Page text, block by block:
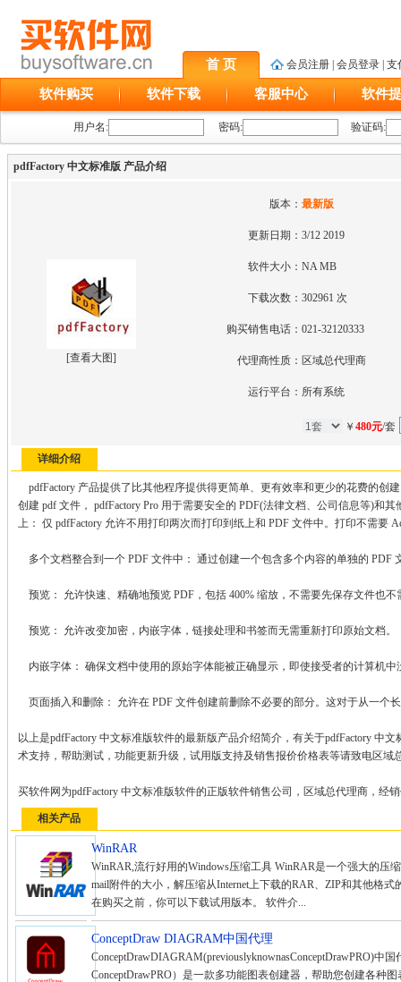
首 页 会员注册 会员登录 支
软件购买 软件下载 客服中心 软件
用户名: 密码: 验证码:
pdfFactory 中文标准版 产品介绍
[查看大图]
版本：最新版
更新日期：3/12 2019
软件大小：NA MB
下载次数：302961 次
购买销售电话：021-32120333
代理商性质： 区域总代理商
运行平台： 所有系统
￥480元/套
详细介绍
pdfFactory 产品提供了比其他程序提供得更简单、更有效率和更少的花费的创
创建 pdf 文件， pdfFactory Pro 用于需要安全的 PDF(法律文档、公司信息等)和
上： 仅 pdfFactory 允许不用打印两次而打印到纸上和 PDF 文件中。打印不需要
多个文档整合到一个 PDF 文件中： 通过创建一个包含多个内容的单独的 PDF
预览： 允许快速、精确地预览 PDF，包括 400% 缩放，不需要先保存文件也不
预览： 允许改变加密，内嵌字体，链接处理和书签而无需重新打印原始文档。
内嵌字体： 确保文档中使用的原始字体能被正确显示，即使接受者的计算机
页面插入和删除： 允许在 PDF 文件创建前删除不必要的部分。这对于从一个
以上是pdfFactory 中文标准版软件的最新版产品介绍简介，有关于pdfFactory 中
术支持，帮助测试，功能更新升级，试用版支持及销售报价价格表等请致电区域
买软件网为pdfFactory 中文标准版软件的正版软件销售公司，区域总代理商，经
相关产品
WinRAR
WinRAR,流行好用的Windows压缩工具 WinRAR是一个强大的压
mail附件的大小，解压缩从Internet上下载的RAR、ZIP和其他格
在购买之前，你可以下载试用版本。 软件介...
ConceptDraw DIAGRAM中国代理
ConceptDrawDIAGRAM(previouslyknownasConceptDrawPRO)中
ConceptDrawPRO）是一款多功能图表创建器，帮助您创建各种